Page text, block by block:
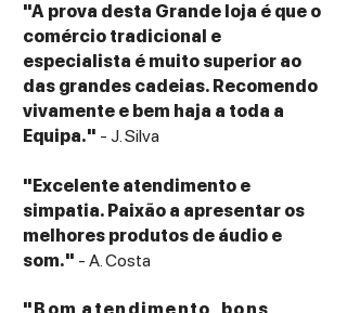
"A prova desta Grande loja é que o
comércio tradicional e
especialista é muito superior ao
das grandes cadeias. Recomendo
vivamente e bem haja a toda a
Equipa." - J. Silva
"Excelente atendimento e
simpatia. Paixão a apresentar os
melhores produtos de áudio e
som." - A. Costa